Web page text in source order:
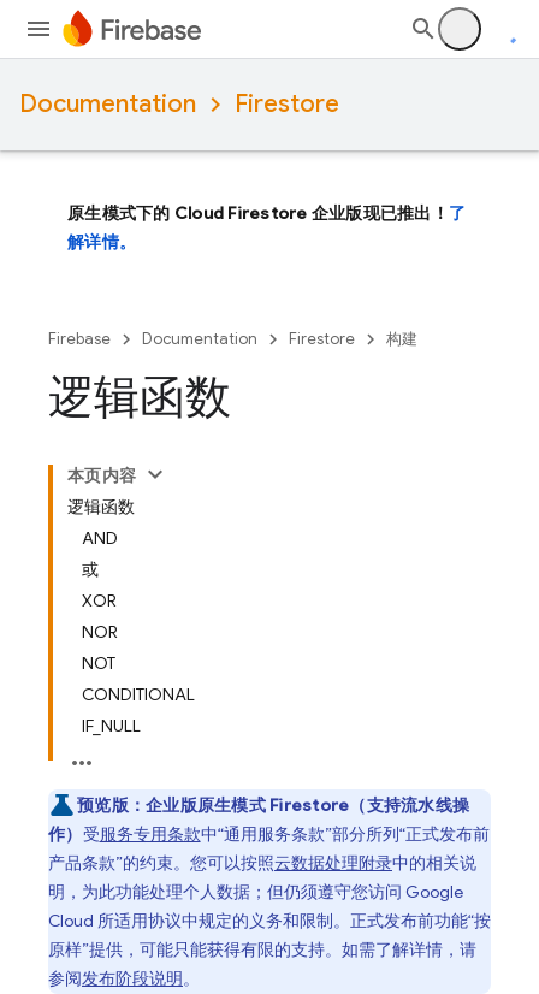
Documentation Firestore
原生模式下的 Cloud Firestore 企业版现已推出！ 了
解详情。
Firebase Documentation Firestore 构建
逻辑函数
本页内容
逻辑函数
AND
或
XOR
NOR
NOT
CONDITIONAL
IF_NULL
预览版： 企业版原生模式 Firestore（支持流水线操
作） 受服务专用条款中“通用服务条款”部分所列“正式发布前
产品条款”的约束。您可以按照云数据处理附录中的相关说
明，为此功能处理个人数据；但仍须遵守您访问 Google
Cloud 所适用协议中规定的义务和限制。正式发布前功能“按
原样”提供，可能只能获得有限的支持。如需了解详情，请
参阅发布阶段说明。